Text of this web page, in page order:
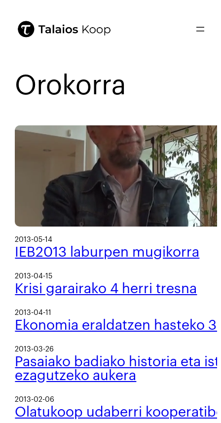
Orokorra
2013-05-14
IEB2013 laburpen mugikorra
2013-04-15
Krisi garairako 4 herri tresna
2013-04-11
Ekonomia eraldatzen hasteko 3
2013-03-26
Pasaiako badiako historia eta
ezagutzeko aukera
2013-02-06
Olatukoop udaberri